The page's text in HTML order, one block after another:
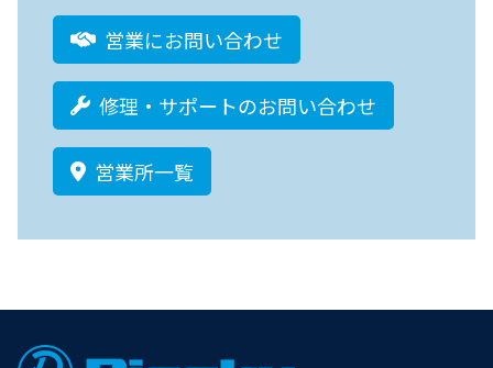
営業にお問い合わせ
修理・サポートのお問い合わせ
営業所一覧
Footer